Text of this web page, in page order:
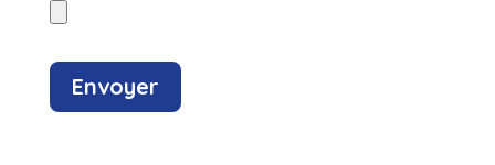
Envoyer